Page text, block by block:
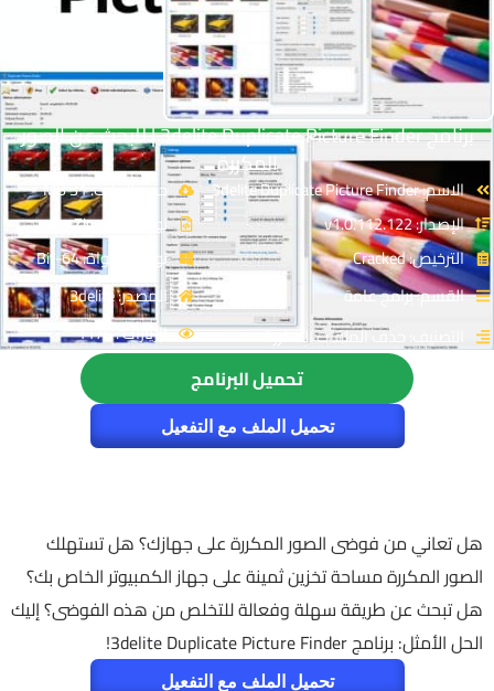
برنامج 3delite Duplicate Picture Finder | للبحث عن الصور
المكررة
الاسم: 3delite Duplicate Picture Finder
الإصدار: v1.0.112.122
الترخيص: Cracked
القسم: برامج عامة
التصنيف: حذف الملفات المكررة
حجم الملف: 31 MB
نوع الملف: Zip
توافق النواة: 64-Bit
المصدر: 3delite
الزيارات : 1176
تحميل البرنامج
تحميل الملف مع التفعيل
هل تعاني من فوضى الصور المكررة على جهازك؟ هل تستهلك
الصور المكررة مساحة تخزين ثمينة على جهاز الكمبيوتر الخاص بك؟
هل تبحث عن طريقة سهلة وفعالة للتخلص من هذه الفوضى؟ إليك
الحل الأمثل: برنامج 3delite Duplicate Picture Finder!
تحميل الملف مع التفعيل